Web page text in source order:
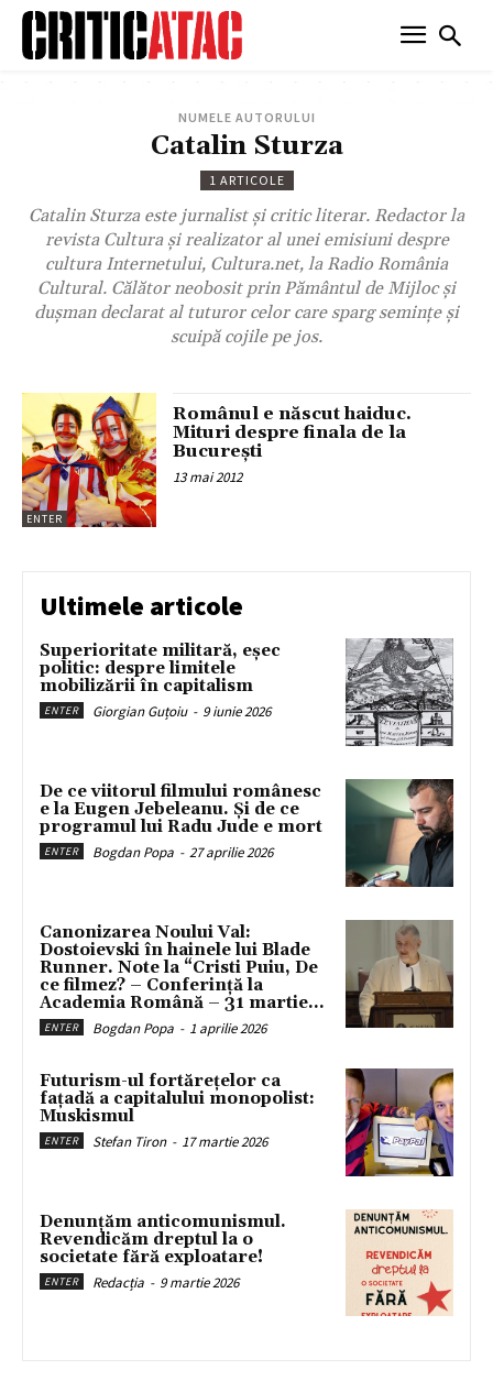
NUMELE AUTORULUI
Catalin Sturza
1 ARTICOLE
Catalin Sturza este jurnalist şi critic literar. Redactor la
revista Cultura şi realizator al unei emisiuni despre
cultura Internetului, Cultura.net, la Radio România
Cultural. Călător neobosit prin Pământul de Mijloc şi
duşman declarat al tuturor celor care sparg seminţe şi
scuipă cojile pe jos.
ENTER
Românul e născut haiduc.
Mituri despre finala de la
București
13 mai 2012
Ultimele articole
Superioritate militară, eșec
politic: despre limitele
mobilizării în capitalism
ENTER Giorgian Guțoiu - 9 iunie 2026
De ce viitorul filmului românesc
e la Eugen Jebeleanu. Și de ce
programul lui Radu Jude e mort
ENTER Bogdan Popa - 27 aprilie 2026
Canonizarea Noului Val:
Dostoievski în hainele lui Blade
Runner. Note la “Cristi Puiu, De
ce filmez? – Conferință la
Academia Română – 31 martie...
ENTER Bogdan Popa - 1 aprilie 2026
Futurism-ul fortărețelor ca
fațadă a capitalului monopolist:
Muskismul
ENTER Stefan Tiron - 17 martie 2026
Denunțăm anticomunismul.
Revendicăm dreptul la o
societate fără exploatare!
ENTER Redacția - 9 martie 2026